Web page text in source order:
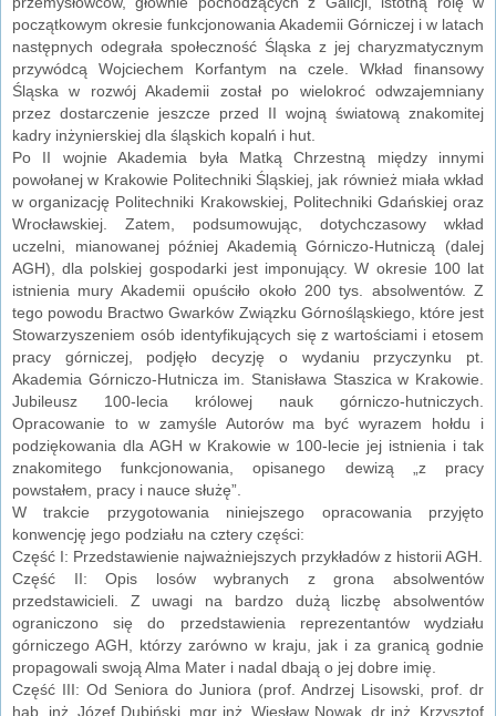
początkowym okresie funkcjonowania Akademii Górniczej i w latach
następnych odegrała społeczność Śląska z jej charyzmatycznym
przywódcą Wojciechem Korfantym na czele. Wkład finansowy
Śląska w rozwój Akademii został po wielokroć odwzajemniany
przez dostarczenie jeszcze przed II wojną światową znakomitej
kadry inżynierskiej dla śląskich kopalń i hut.
Po II wojnie Akademia była Matką Chrzestną między innymi
powołanej w Krakowie Politechniki Śląskiej, jak również miała wkład
w organizację Politechniki Krakowskiej, Politechniki Gdańskiej oraz
Wrocławskiej. Zatem, podsumowując, dotychczasowy wkład
uczelni, mianowanej później Akademią Górniczo-Hutniczą (dalej
AGH), dla polskiej gospodarki jest imponujący. W okresie 100 lat
istnienia mury Akademii opuściło około 200 tys. absolwentów. Z
tego powodu Bractwo Gwarków Związku Górnośląskiego, które jest
Stowarzyszeniem osób identyfikujących się z wartościami i etosem
pracy górniczej, podjęło decyzję o wydaniu przyczynku pt.
Akademia Górniczo-Hutnicza im. Stanisława Staszica w Krakowie.
Jubileusz 100-lecia królowej nauk górniczo-hutniczych.
Opracowanie to w zamyśle Autorów ma być wyrazem hołdu i
podziękowania dla AGH w Krakowie w 100-lecie jej istnienia i tak
znakomitego funkcjonowania, opisanego dewizą „z pracy
powstałem, pracy i nauce służę”.
W trakcie przygotowania niniejszego opracowania przyjęto
konwencję jego podziału na cztery części:
Część I: Przedstawienie najważniejszych przykładów z historii AGH.
Część II: Opis losów wybranych z grona absolwentów
przedstawicieli. Z uwagi na bardzo dużą liczbę absolwentów
ograniczono się do przedstawienia reprezentantów wydziału
górniczego AGH, którzy zarówno w kraju, jak i za granicą godnie
propagowali swoją Alma Mater i nadal dbają o jej dobre imię.
Część III: Od Seniora do Juniora (prof. Andrzej Lisowski, prof. dr
hab. inż. Józef Dubiński, mgr inż. Wiesław Nowak, dr inż. Krzysztof